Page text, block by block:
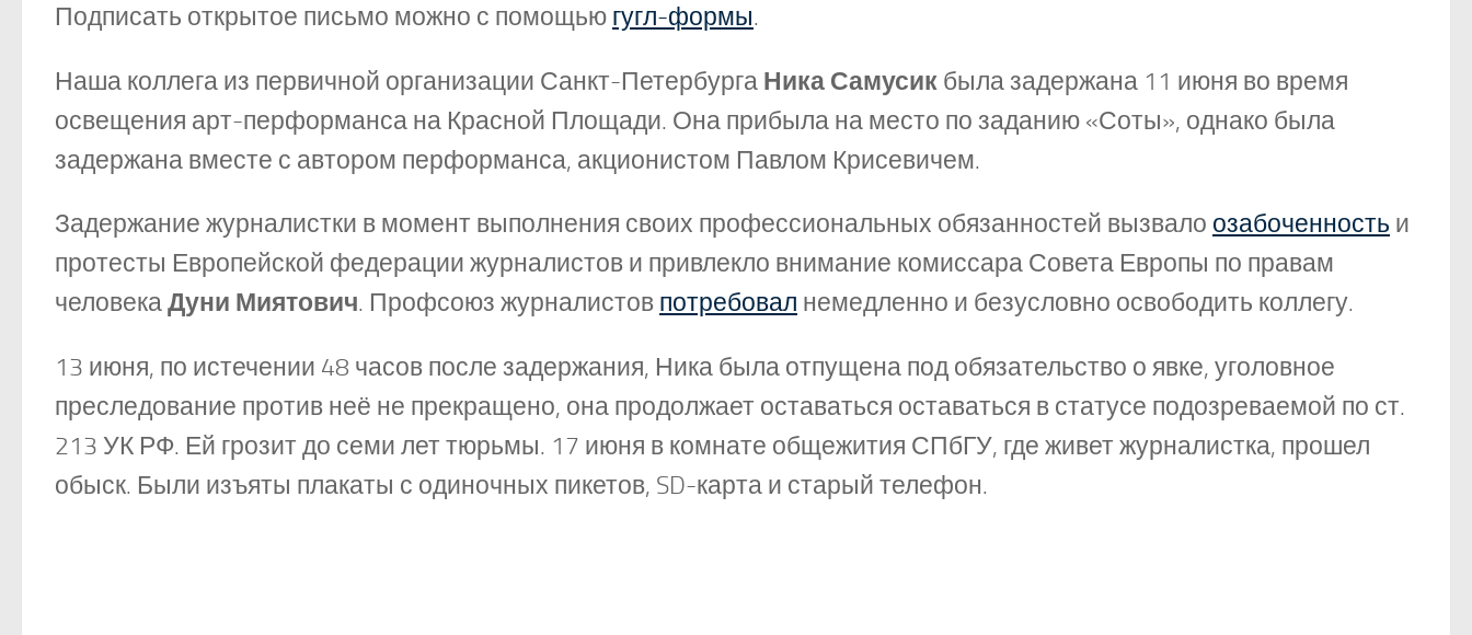
Подписать открытое письмо можно с помощью гугл-формы.
Наша коллега из первичной организации Санкт-Петербурга Ника Самусик была задержана 11 июня во время
освещения арт-перформанса на Красной Площади. Она прибыла на место по заданию «Соты», однако была
задержана вместе с автором перформанса, акционистом Павлом Крисевичем.
Задержание журналистки в момент выполнения своих профессиональных обязанностей вызвало озабоченность и
протесты Европейской федерации журналистов и привлекло внимание комиссара Совета Европы по правам
человекаДуни Миятович. Профсоюз журналистов потребовал немедленно и безусловно освободить коллегу.
13 июня, по истечении 48 часов после задержания, Ника была отпущена под обязательство о явке, уголовное
преследование против неё не прекращено, она продолжает оставаться оставаться в статусе подозреваемой по ст.
213 УК РФ. Ей грозит до семи лет тюрьмы. 17 июня в комнате общежития СПбГУ, где живет журналистка, прошел
обыск. Были изъяты плакаты с одиночных пикетов, SD-карта и старый телефон.